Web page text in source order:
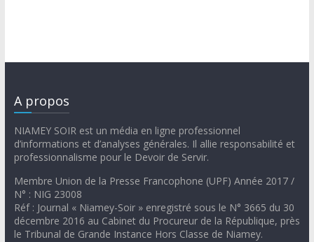
A propos
NIAMEY SOIR est un média en ligne professionnel
d’informations et d’analyses générales. Il allie responsabilité et
professionnalisme pour le Devoir de Servir.
Membre Union de la Presse Francophone (UPF) Année 2017 /
N° : NIG 23008
Réf : Journal « Niamey-Soir » enregistré sous le N° 3665 du 30
décembre 2016 au Cabinet du Procureur de la République, près
le Tribunal de Grande Instance Hors Classe de Niamey.